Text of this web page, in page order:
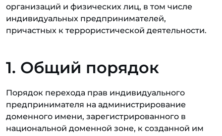
организаций и физических лиц, в том числе
индивидуальных предпринимателей,
причастных к террористической деятельности.
1. Общий порядок
Порядок перехода прав индивидуального
предпринимателя на администрирование
доменного имени, зарегистрированного в
национальной доменной зоне, к созданной им